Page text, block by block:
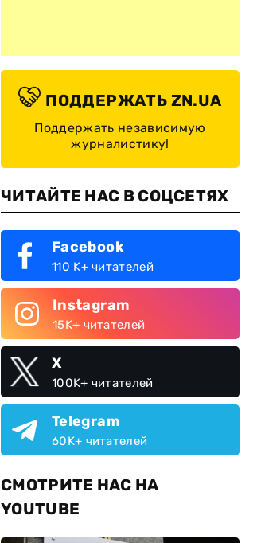
ПОДДЕРЖАТЬ ZN.UA
Поддержать независимую
журналистику!
ЧИТАЙТЕ НАС В СОЦСЕТЯХ
Facebook
110 K+ читателей
Instagram
15K+ читателей
X
100K+ читателей
Telegram
60K+ читателей
СМОТРИТЕ НАС НА
YOUTUBE